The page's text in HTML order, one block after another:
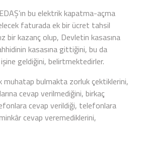
bu elektrik kapatma-açma
faturada ek bir ücret tahsil
bir kazanç olup, Devletin kasasına
kasasına gittiğini, bu da
geldiğini, belirtmektedirler.
muhatap bulmakta zorluk çektiklerini,
cevap verilmediğini, birkaç
cevap verildiği, telefonlara
cevap veremediklerini,